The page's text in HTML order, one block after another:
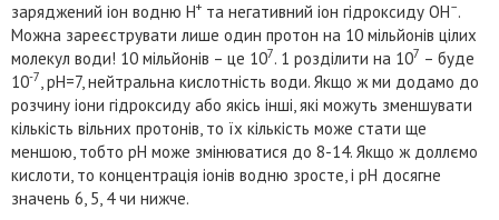
заряджений іон водню H+ та негативний іон гідроксиду OH–.
Можна зареєструвати лише один протон на 10 мільйонів цілих
молекул води! 10 мільйонів – це 107. 1 розділити на 107 – буде
10-7 , pH=7, нейтральна кислотність води. Якщо ж ми додамо до
розчину іони гідроксиду або якісь інші, які можуть зменшувати
кількість вільних протонів, то їх кількість може стати ще
меншою, тобто pH може змінюватися до 8-14. Якщо ж доллємо
кислоти, то концентрація іонів водню зросте, і pH досягне
значень 6, 5, 4 чи нижче.